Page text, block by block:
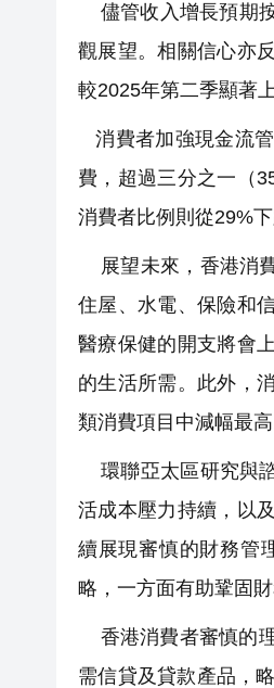
儘管收入增長預期
觀展望。相關信心亦
較2025年第二季顯著
消費者加強現金流
費，超過三分之一（
消費者比例則從29%
展望未來，香港消
住屋、水電、保險和
醫療保健的開支將會
的生活所需。此外，
類消費項目中減幅最高
環聯亞太區研究與
活成本壓力持續，以
續展現審慎的財務管
略，一方面有助鞏固
香港消費者審慎的
需信貸及貸款產品，